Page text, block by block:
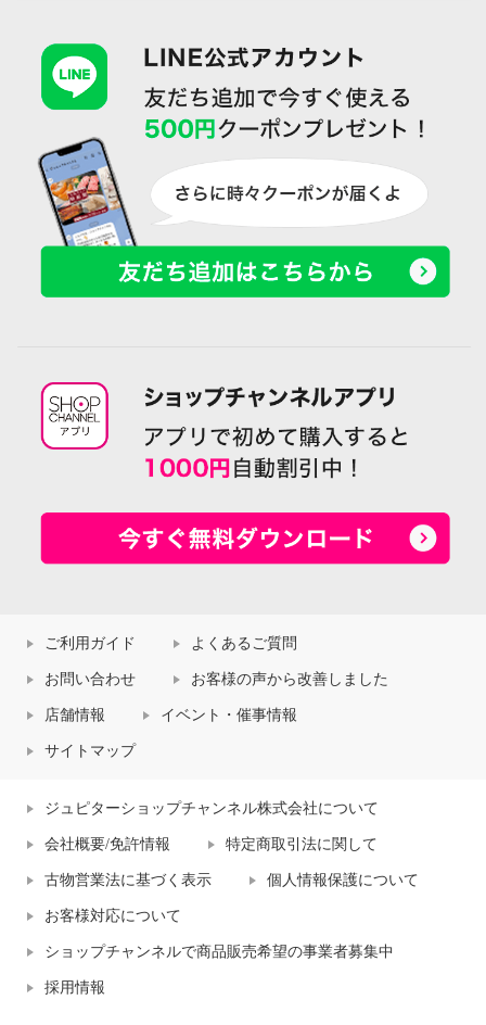
ご利用ガイド よくあるご質問
お問い合わせ お客様の声から改善しました
店舗情報 イベント・催事情報
サイトマップ
ジュピターショップチャンネル株式会社について
会社概要/免許情報 特定商取引法に関して
古物営業法に基づく表示 個人情報保護について
お客様対応について
ショップチャンネルで商品販売希望の事業者募集中
採用情報